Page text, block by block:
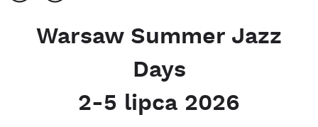
Warsaw Summer Jazz
Days
2-5 lipca 2026